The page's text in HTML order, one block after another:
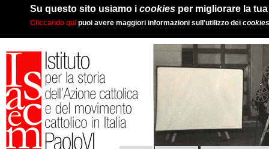
Su questo sito usiamo i cookies per migliorare la
Cliccando qui puoi avere maggiori informazioni sull'utilizzo dei cookies